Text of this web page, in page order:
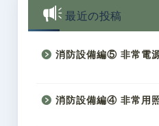
最近の投稿
消防設備編⑤ 非常電
消防設備編④ 非常用